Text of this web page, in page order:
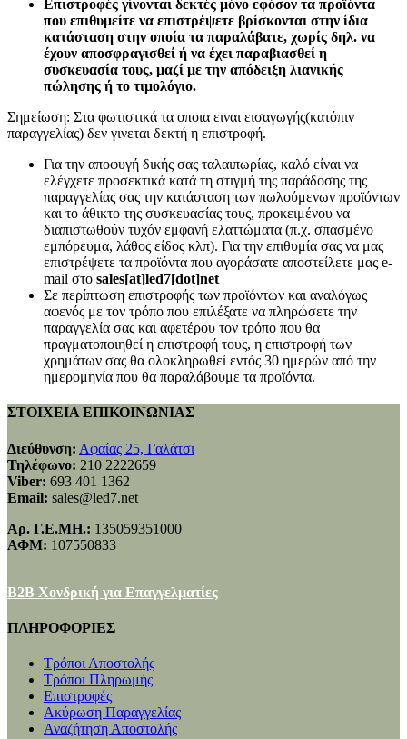
Επιστροφές γίνονται δεκτές μόνο εφόσον τα προϊόντα
που επιθυμείτε να επιστρέψετε βρίσκονται στην ίδια
κατάσταση στην οποία τα παραλάβατε, χωρίς δηλ. να
έχουν αποσφραγισθεί ή να έχει παραβιασθεί η
συσκευασία τους, μαζί με την απόδειξη λιανικής
πώλησης ή το τιμολόγιο.
Σημείωση: Στα φωτιστικά τα οποια ειναι εισαγωγής(κατόπιν
παραγγελίας) δεν γινεται δεκτή η επιστροφή.
Για την αποφυγή δικής σας ταλαιπωρίας, καλό είναι να
ελέγχετε προσεκτικά κατά τη στιγμή της παράδοσης της
παραγγελίας σας την κατάσταση των πωλούμενων προϊόντων
και το άθικτο της συσκευασίας τους, προκειμένου να
διαπιστωθούν τυχόν εμφανή ελαττώματα (π.χ. σπασμένο
εμπόρευμα, λάθος είδος κλπ). Για την επιθυμία σας να μας
επιστρέψετε τα προϊόντα που αγοράσατε αποστείλετε μας e-
mail στο sales[at]led7[dot]net
Σε περίπτωση επιστροφής των προϊόντων και αναλόγως
αφενός με τον τρόπο που επιλέξατε να πληρώσετε την
παραγγελία σας και αφετέρου τον τρόπο που θα
πραγματοποιηθεί η επιστροφή τους, η επιστροφή των
χρημάτων σας θα ολοκληρωθεί εντός 30 ημερών από την
ημερομηνία που θα παραλάβουμε τα προϊόντα.
ΣΤΟΙΧΕΙΑ ΕΠΙΚΟΙΝΩΝΙΑΣ
Διεύθυνση: Αφαίας 25, Γαλάτσι
Τηλέφωνο: 210 2222659
Viber: 693 401 1362
Email: sales@led7.net
Αρ. Γ.Ε.ΜΗ.: 135059351000
ΑΦΜ: 107550833
B2B Χονδρική για Επαγγελματίες
ΠΛΗΡΟΦΟΡΙΕΣ
Τρόποι Αποστολής
Τρόποι Πληρωμής
Επιστροφές
Ακύρωση Παραγγελίας
Αναζήτηση Αποστολής